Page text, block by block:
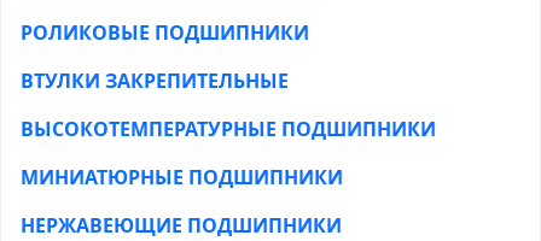
РОЛИКОВЫЕ ПОДШИПНИКИ
ВТУЛКИ ЗАКРЕПИТЕЛЬНЫЕ
ВЫСОКОТЕМПЕРАТУРНЫЕ ПОДШИПНИКИ
МИНИАТЮРНЫЕ ПОДШИПНИКИ
НЕРЖАВЕЮЩИЕ ПОДШИПНИКИ